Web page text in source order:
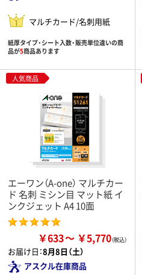
マルチカード/名刺用紙
紙厚タイプ・シート入数・販売単位違いの商
品が5商品あります
人気商品
エーワン（A-one） マルチカー
ド 名刺 ミシン目 マット紙 イ
ンクジェット A4 10面
￥633 ￥5,770
お届け日：8月8日（土）
アスクル在庫商品